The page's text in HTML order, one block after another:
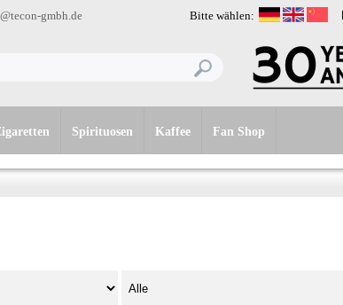
Bitte wählen:
gmbh.de
Spirituosen Kaffee Fan Shop